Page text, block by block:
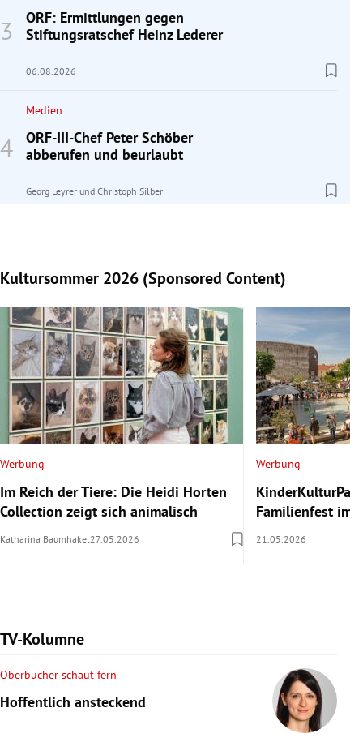
ORF: Ermittlungen gegen
Stiftungsratschef Heinz Lederer
06.08.2026
Medien
ORF-III-Chef Peter Schöber
abberufen und beurlaubt
Georg Leyrer und Christoph Silber
Kultursommer 2026 (Sponsored Content)
Slide 1 von 10
Werbung
Im Reich der Tiere: Die Heidi Horten
Collection zeigt sich animalisch
Katharina Baumhakel27.05.2026
Werbung
Familienfest im
21.05.2026
TV-Kolumne
Oberbucher schaut fern
Hoffentlich ansteckend